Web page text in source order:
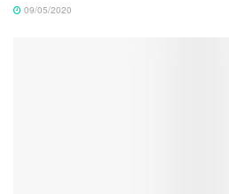
09/05/2020